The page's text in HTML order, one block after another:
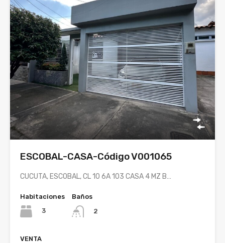
ESCOBAL-CASA-Código V001065
CUCUTA, ESCOBAL, CL 10 6A 103 CASA 4 MZ B…
Habitaciones
3
Baños
2
VENTA